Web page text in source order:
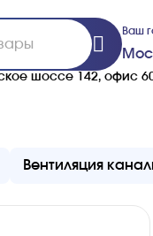
Ваш
шоссе 142, офис
Вентиляция